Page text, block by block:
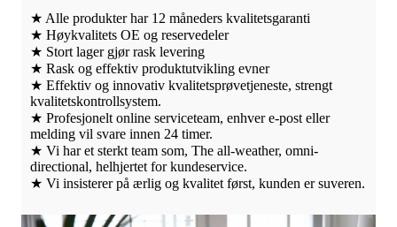
★ Alle produkter har 12 måneders kvalitetsgaranti
★ Høykvalitets OE og reservedeler
★ Stort lager gjør rask levering
★ Rask og effektiv produktutvikling evner
★ Effektiv og innovativ kvalitetsprøvetjeneste, strengt
kvalitetskontrollsystem.
★ Profesjonelt online serviceteam, enhver e-post eller
melding vil svare innen 24 timer.
★ Vi har et sterkt team som, The all-weather, omni-
directional, helhjertet for kundeservice.
★ Vi insisterer på ærlig og kvalitet først, kunden er suveren.